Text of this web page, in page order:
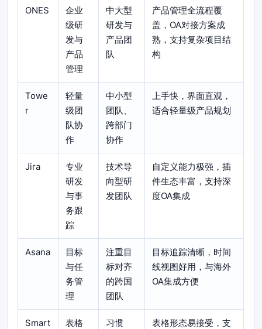
ONES
企业
级研
发与
产品
管理
中大型
研发与
产品团
队
产品管理全流程覆
盖，OA对接方案成
熟，支持复杂项目结
构
Towe
r
轻量
级团
队协
作
中小型
团队、
跨部门
协作
上手快，界面直观，
适合轻量级产品规划
Jira
专业
研发
与事
务跟
踪
技术导
向型研
发团队
自定义能力极强，插
件生态丰富，支持深
度OA集成
Asana
目标
与任
务管
理
注重目
标对齐
的跨国
团队
目标追踪清晰，时间
线视图好用，与海外
OA集成方便
Smart
表格
习惯
表格形态易接受，支